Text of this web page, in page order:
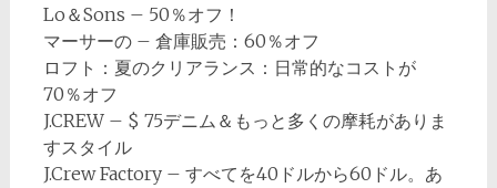
Lo＆Sons – 50％オフ！
マーサーの – 倉庫販売：60％オフ
ロフト：夏のクリアランス：日常的なコストが
70％オフ
J.CREW – $ 75デニム＆もっと多くの摩耗がありま
すスタイル
J.Crew Factory – すべてを40ドルから60ドル。あ